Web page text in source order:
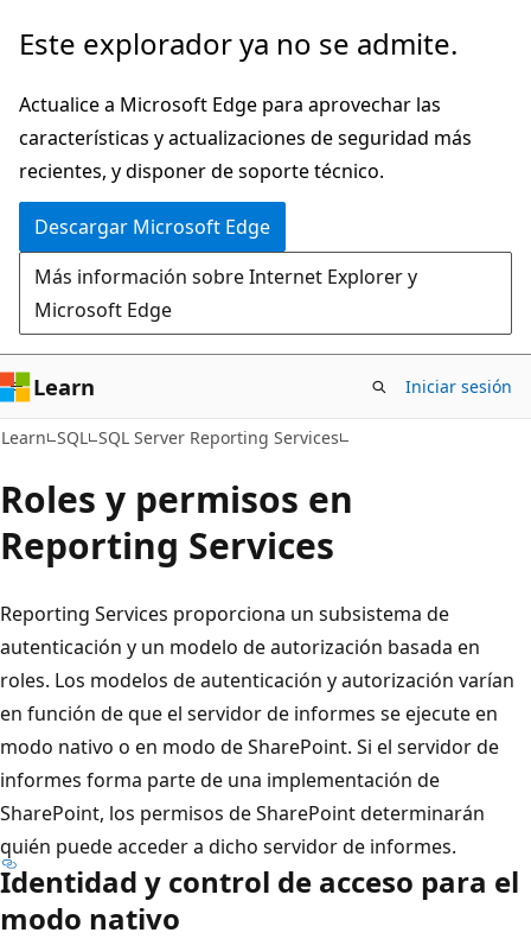
Ir
contenido
principal
Este explorador ya no se admite.
Actualice a Microsoft Edge para aprovechar las
características y actualizaciones de seguridad más
recientes, y disponer de soporte técnico.
Descargar Microsoft Edge
Más información sobre Internet Explorer y
Microsoft Edge
Learn Iniciar sesión
Learn SQL SQL Server Reporting Services
Roles y permisos en
Reporting Services
Reporting Services proporciona un subsistema de
autenticación y un modelo de autorización basada en
roles. Los modelos de autenticación y autorización varían
en función de que el servidor de informes se ejecute en
modo nativo o en modo de SharePoint. Si el servidor de
informes forma parte de una implementación de
SharePoint, los permisos de SharePoint determinarán
quién puede acceder a dicho servidor de informes.
Identidad y control de acceso para el
modo nativo